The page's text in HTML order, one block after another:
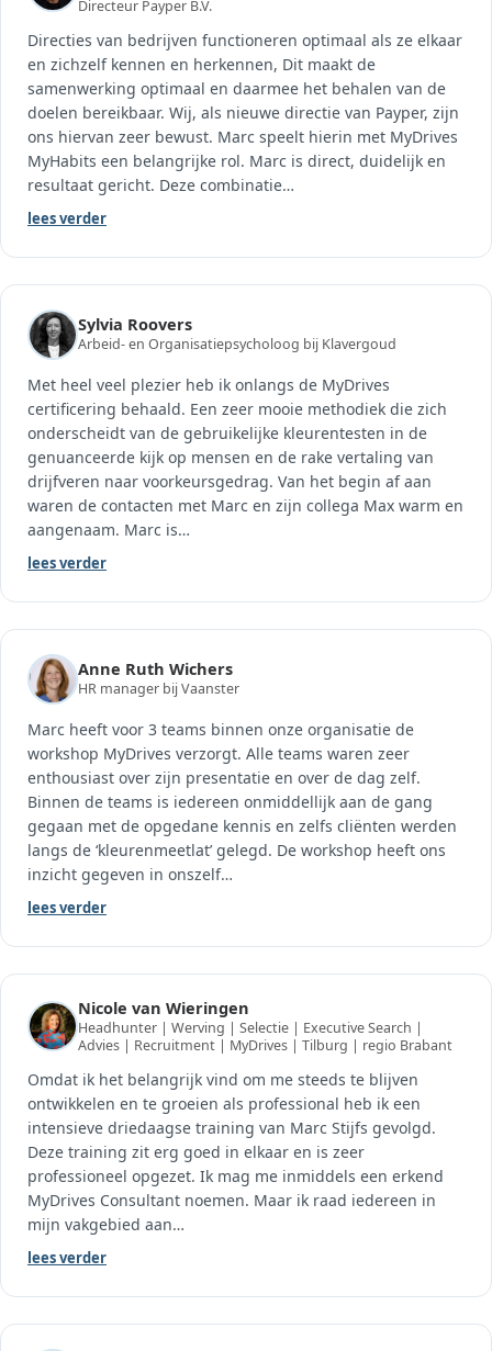
Directeur Payper B.V.
Directies van bedrijven functioneren optimaal als ze elkaar
en zichzelf kennen en herkennen, Dit maakt de
samenwerking optimaal en daarmee het behalen van de
doelen bereikbaar. Wij, als nieuwe directie van Payper, zijn
ons hiervan zeer bewust. Marc speelt hierin met MyDrives
MyHabits een belangrijke rol. Marc is direct, duidelijk en
resultaat gericht. Deze combinatie…
lees verder
Sylvia Roovers
Arbeid- en Organisatiepsycholoog bij Klavergoud
Met heel veel plezier heb ik onlangs de MyDrives
certificering behaald. Een zeer mooie methodiek die zich
onderscheidt van de gebruikelijke kleurentesten in de
genuanceerde kijk op mensen en de rake vertaling van
drijfveren naar voorkeursgedrag. Van het begin af aan
waren de contacten met Marc en zijn collega Max warm en
aangenaam. Marc is…
lees verder
Anne Ruth Wichers
HR manager bij Vaanster
Marc heeft voor 3 teams binnen onze organisatie de
workshop MyDrives verzorgt. Alle teams waren zeer
enthousiast over zijn presentatie en over de dag zelf.
Binnen de teams is iedereen onmiddellijk aan de gang
gegaan met de opgedane kennis en zelfs cliënten werden
langs de ‘kleurenmeetlat’ gelegd. De workshop heeft ons
inzicht gegeven in onszelf…
lees verder
Nicole van Wieringen
Headhunter | Werving | Selectie | Executive Search |
Advies | Recruitment | MyDrives | Tilburg | regio Brabant
Omdat ik het belangrijk vind om me steeds te blijven
ontwikkelen en te groeien als professional heb ik een
intensieve driedaagse training van Marc Stijfs gevolgd.
Deze training zit erg goed in elkaar en is zeer
professioneel opgezet. Ik mag me inmiddels een erkend
MyDrives Consultant noemen. Maar ik raad iedereen in
mijn vakgebied aan…
lees verder